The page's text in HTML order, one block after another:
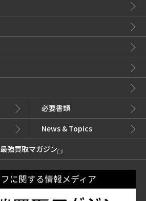
必要書類
News & Topics
最強買取マガジン